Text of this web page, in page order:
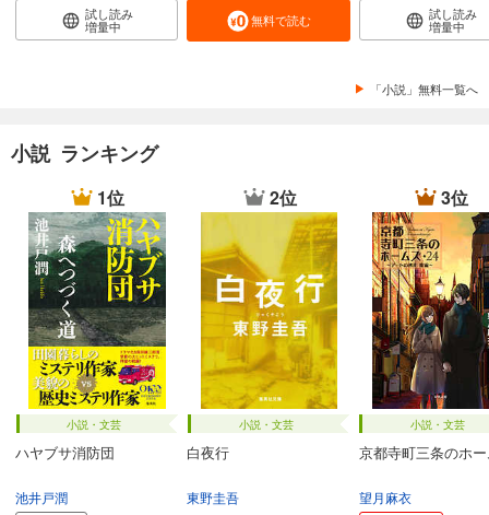
試し読み
増量中 無料で読む 試し読み
増量中
「小説」無料一覧へ
小説 ランキング
1位
小説・文芸
ハヤブサ消防団
池井戸潤
2位
小説・文芸
白夜行
東野圭吾
3位
小説・文芸
京都寺町三条のホ
望月麻衣